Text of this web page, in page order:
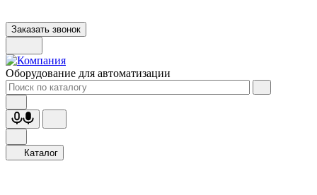
Заказать звонок
Оборудование для автоматизации
Каталог